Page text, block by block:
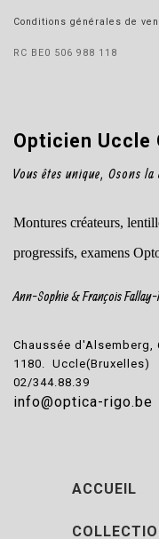
Conditions générales de
RC BE0 506 988 118
Opticien Uccle
Vous êtes unique, Osons
Montures créateurs,
progressifs, examens
Ann-Sophie & François Fallay-
Chaussée d'Alsemberg,
1180. Uccle(Bruxelles)
02/344.88.39
info@optica-rigo.be
ACCUEIL